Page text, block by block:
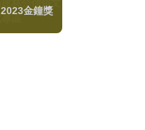
2023金鐘獎